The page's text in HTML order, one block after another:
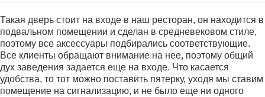
Такая дверь стоит на входе в наш ресторан, он находится в
подвальном помещении и сделан в средневековом стиле,
поэтому все аксессуары подбирались соответствующие.
Все клиенты обращают внимание на нее, поэтому общий
дух заведения задается еще на входе. Что касается
удобства, то тот можно поставить пятерку, уходя мы ставим
помещение на сигнализацию, и не было еще ни одного